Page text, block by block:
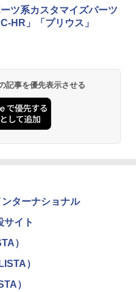
ーツ系カスタマイズパーツ
HR」「プリウス」
記事を優先表示させる
ターナショナル
サイト
）
）
）